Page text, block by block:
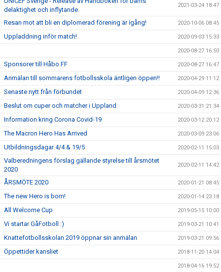
delaktighet och inflytande.
2021-03-24 18:47
Resan mot att bli en diplomerad förening är igång! 2020-10-06 08:45
Uppladdning inför match! 2020-09-03 15:33
2020-08-27 16:50
Sponsorer till Håbo FF 2020-08-27 16:47
Anmälan till sommarens fotbollsskola äntligen öppen!! 2020-04-29 11:12
Senaste nytt från förbundet 2020-04-09 12:36
Beslut om cuper och matcher i Uppland 2020-03-31 21:34
Information kring Corona Covid-19 2020-03-12 20:12
The Macron Hero Has Arrived 2020-03-09 23:06
Utbildningsdagar 4/4 & 19/5 2020-02-11 15:03
Valberedningens förslag gällande styrelse till årsmötet
2020
2020-02-11 14:42
ÅRSMÖTE 2020 2020-01-21 08:45
The new Hero is born! 2020-01-14 23:18
All Welcome Cup 2019-05-15 10:00
Vi startar GåFotboll :) 2019-03-21 10:41
Knattefotbollsskolan 2019 öppnar sin anmälan 2019-03-21 09:56
Öppettider kansliet 2018-11-20 14:04
2018-04-16 19:52